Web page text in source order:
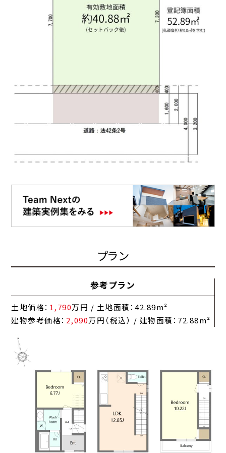
プラン
参考プラン
土地価格： 1,790万円 / 土地面積：42.89m²
建物参考価格： 2,090万円（税込） / 建物面積：72.88m²